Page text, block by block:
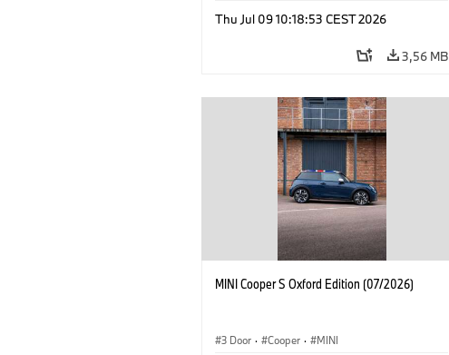
Thu Jul 09 10:18:53 CEST 2026
3,56 MB
MINI Cooper S Oxford Edition (07/2026)
3 Door · Cooper · MINI